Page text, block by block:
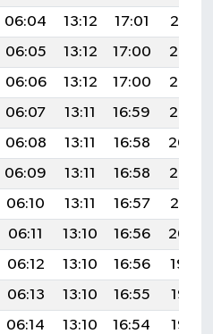
06:04 13:12 17:01
20:10
06:05 13:12 17:00
20:08
06:06 13:12 17:00
20:07
06:07 13:11 16:59
20:06
06:08 13:11 16:58
20:04
06:09 13:11 16:58
20:03
06:10 13:11 16:57
20:01
06:11 13:10 16:56
20:00
06:12 13:10 16:56
19:59
06:13 13:10 16:55
19:57
06:14 13:10 16:54
19:56